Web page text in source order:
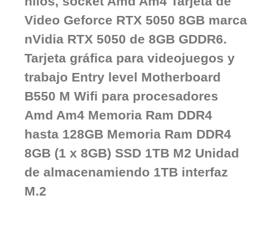
5 5600X 3ra generación @
3.7/4.6GHZ con 6 núcleos y 12
hilos, socket Amd Am4 Tarjeta de
Video Geforce RTX 5050 8GB marca
nVidia RTX 5050 de 8GB GDDR6.
Tarjeta gráfica para videojuegos y
trabajo Entry level Motherboard
B550 M Wifi para procesadores
Amd Am4 Memoria Ram DDR4
hasta 128GB Memoria Ram DDR4
8GB (1 x 8GB) SSD 1TB M2 Unidad